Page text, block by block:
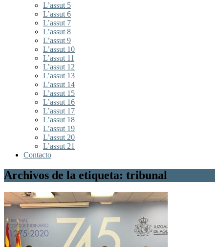
L’assut 5
L’assut 6
L’assut 7
L’assut 8
L’assut 9
L’assut 10
L’assut 11
L’assut 12
L’assut 13
L’assut 14
L’assut 15
L’assut 16
L’assut 17
L’assut 18
L’assut 19
L’assut 20
L’assut 21
Contacto
Archivos de la etiqueta: tribunal